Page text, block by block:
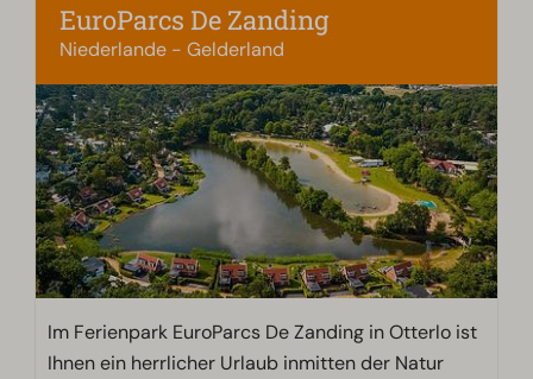
EuroParcs De Zanding
Niederlande - Gelderland
Im Ferienpark EuroParcs De Zanding in Otterlo ist
Ihnen ein herrlicher Urlaub inmitten der Natur